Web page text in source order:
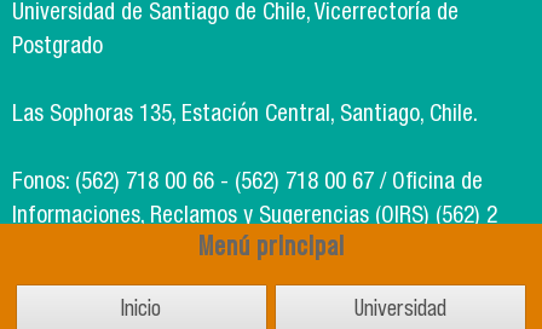
Menú principal
Inicio Universidad
Universidad de Santiago de Chile, Vicerrectoría de
Postgrado
Las Sophoras 135, Estación Central, Santiago, Chile.
Fonos: (562) 718 00 66 - (562) 718 00 67 / Oficina de
Informaciones, Reclamos y Sugerencias (OIRS) (562) 2
Soporte Informático Segic: (562) 718 02 25